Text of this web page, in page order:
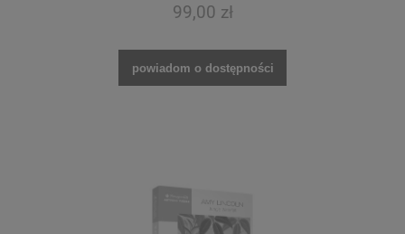
99,00 zł
powiadom o dostępności